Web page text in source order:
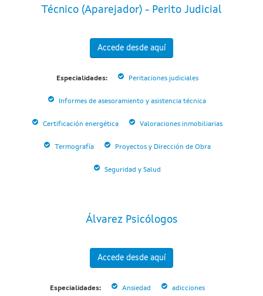
Técnico (Aparejador) - Perito Judicial
Accede desde aquí
Especialidades: Peritaciones judiciales
Informes de asesoramiento y asistencia técnica
Certificación energética Valoraciones inmobiliarias
Termografía Proyectos y Dirección de Obra
Seguridad y Salud
Álvarez Psicólogos
Accede desde aquí
Especialidades: Ansiedad adicciones